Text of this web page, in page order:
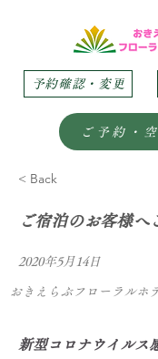
予約確認・変更
ご予約・
< Back
ご宿泊のお客様へ
2020年5月14日
おきえらぶフローラルホ
新型コロナウイルス